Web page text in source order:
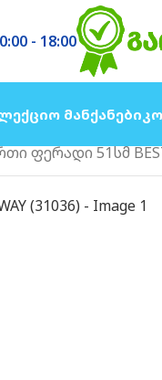
- 18:00
Მანქანები
ფერადი 51სმ